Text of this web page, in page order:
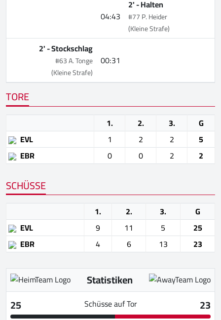
04:43
2' -Halten
#77 P. Heider
(Kleine Strafe)
00:31
2' -Stockschlag
#63 A. Tonge
(Kleine Strafe)
TORE
1. 2. 3.
G
EVL
1 2 2
5
EBR
0 0 2 2
SCHÜSSE
1. 2. 3.
G
EVL
9 11 5
25
EBR
4 6 13 23
Statistiken
25
Schüsse auf Tor
23